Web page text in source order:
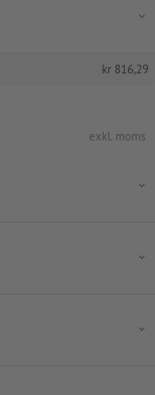
kr 816,29
exkl. moms